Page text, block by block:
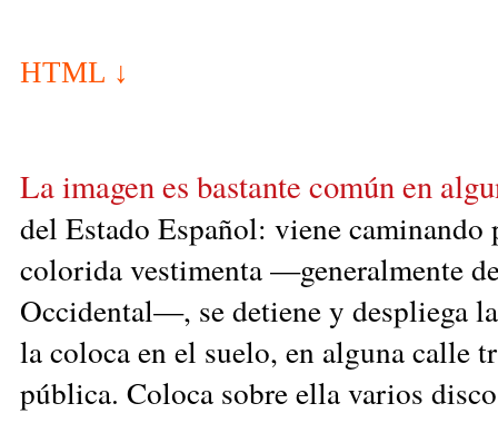
HTML ↓
La imagen es bastante común en
del Estado Español: viene
co­lorida vestimenta —generalmente
Occidental—, se detiene y des­pliega
la coloca en el suelo, en alguna calle
pública. Coloca sobre ella varios